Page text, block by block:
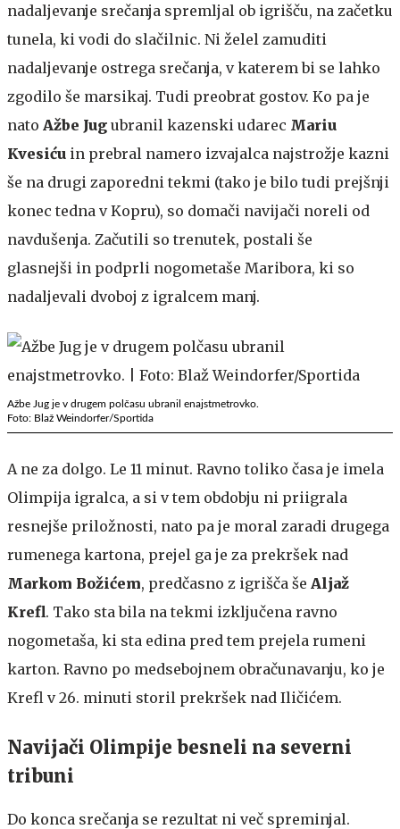
nadaljevanje srečanja spremljal ob igrišču, na začetku
tunela, ki vodi do slačilnic. Ni želel zamuditi
nadaljevanje ostrega srečanja, v katerem bi se lahko
zgodilo še marsikaj. Tudi preobrat gostov. Ko pa je
nato Ažbe Jug ubranil kazenski udarec Mariu
Kvesiću in prebral namero izvajalca najstrožje kazni
še na drugi zaporedni tekmi (tako je bilo tudi prejšnji
konec tedna v Kopru), so domači navijači noreli od
navdušenja. Začutili so trenutek, postali še
glasnejši in podprli nogometaše Maribora, ki so
nadaljevali dvoboj z igralcem manj.
Ažbe Jug je v drugem polčasu ubranil enajstmetrovko.
Foto: Blaž Weindorfer/Sportida
A ne za dolgo. Le 11 minut. Ravno toliko časa je imela
Olimpija igralca, a si v tem obdobju ni priigrala
resnejše priložnosti, nato pa je moral zaradi drugega
rumenega kartona, prejel ga je za prekršek nad
Markom Božićem, predčasno z igrišča še Aljaž
Krefl. Tako sta bila na tekmi izključena ravno
nogometaša, ki sta edina pred tem prejela rumeni
karton. Ravno po medsebojnem obračunavanju, ko je
Krefl v 26. minuti storil prekršek nad Iličićem.
Navijači Olimpije besneli na severni
tribuni
Do konca srečanja se rezultat ni več spreminjal.